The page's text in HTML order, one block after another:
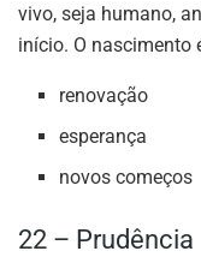
vivo, seja humano,
início. O nascimento
renovação
esperança
novos começos
22 – Prudência